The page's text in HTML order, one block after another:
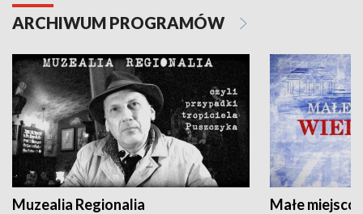
ARCHIWUM PROGRAMÓW
Muzealia Regionalia Małe